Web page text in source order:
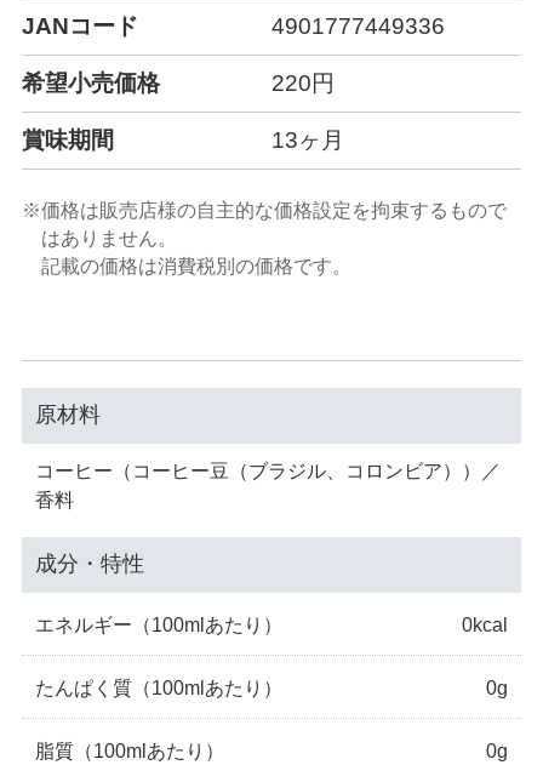
JANコード 4901777449336
希望小売価格 220円
賞味期間 13ヶ月
※価格は販売店様の自主的な価格設定を拘束するもので
はありません。
記載の価格は消費税別の価格です。
原材料
コーヒー（コーヒー豆（ブラジル、コロンビア））／
香料
成分・特性
エネルギー （100mlあたり） 0kcal
たんぱく質 （100mlあたり） 0g
脂質 （100mlあたり） 0g